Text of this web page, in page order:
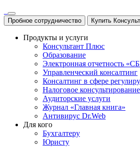
Пробное сотрудничество Купить
Продукты и услуги
Консультант Плюс
Образование
Электронная отчетность
Управленческий консалтинг
Консалтинг в сфере
Налоговое консультирование
Аудиторские услуги
Журнал «Главная книга»
Антивирус Dr.Web
Для кого
Бухгалтеру
Юристу